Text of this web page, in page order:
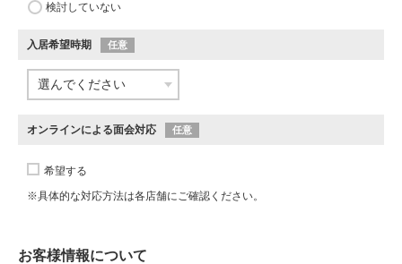
検討していない
入居希望時期 任意
オンラインによる面会対応 任意
希望する
※具体的な対応方法は各店舗にご確認ください。
お客様情報について